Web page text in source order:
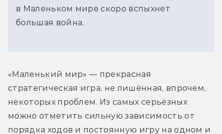
в Маленьком мире скоро вспыхнет
большая война.
«Маленький мир» — прекрасная
стратегическая игра, не лишённая, впрочем,
некоторых проблем. Из самых серьёзных
можно отметить сильную зависимость от
порядка ходов и постоянную игру на одном и